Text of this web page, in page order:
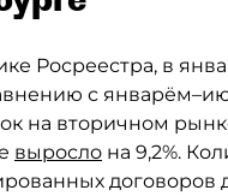
Росреестра, в
с
на вторичном
выросло на 9,2%.
договоров